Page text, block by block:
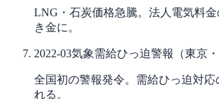
LNG・石炭価格急騰。法人電気料金
き金に。
2022-03気象需給ひっ迫警報（東京・
全国初の警報発令。需給ひっ迫対応
れる。